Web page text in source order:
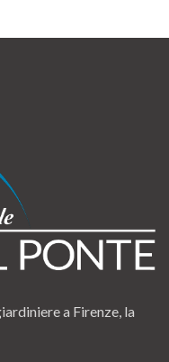
a Firenze, la